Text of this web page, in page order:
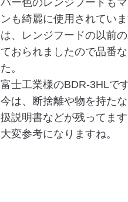
バー色のレンジフードも
ンも綺麗に使用されてい
は、レンジフードの以前
ておられましたので品番
た。
富士工業様のBDR-3HLです
今は、断捨離や物を持た
扱説明書などが残ってま
大変参考になりますね。